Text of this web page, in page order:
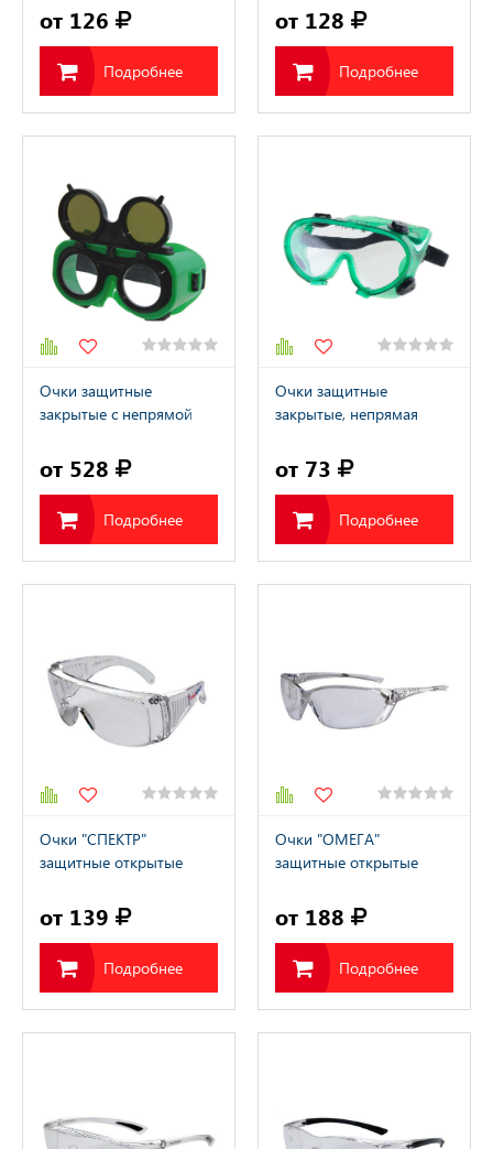
от 126
Подробнее
(40013)
от 128
Подробнее
Очки защитные
закрытые с непрямой
АДМИРАЛ (5) (23231)
от 528
Подробнее
Очки защитные
закрытые, непрямая
(40008)
от 73
Подробнее
Очки "СПЕКТР"
защитные открытые
от 139
Подробнее
Очки "ОМЕГА"
защитные открытые
от 188
Подробнее